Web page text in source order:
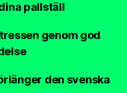
pallställ
genom god
den svenska